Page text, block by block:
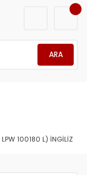
ARA
LPW 100180 L) İNGİLİZ